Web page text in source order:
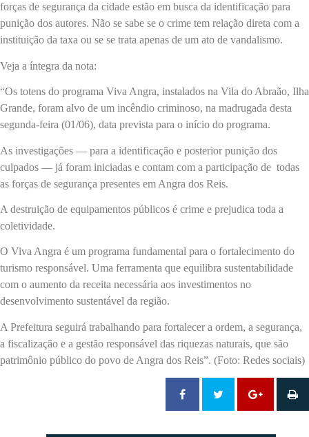
forças de segurança da cidade estão em busca da identificação para
punição dos autores. Não se sabe se o crime tem relação direta com a
instituição da taxa ou se se trata apenas de um ato de vandalismo.
Veja a íntegra da nota:
“Os totens do programa Viva Angra, instalados na Vila do Abraão, Ilha
Grande, foram alvo de um incêndio criminoso, na madrugada desta
segunda-feira (01/06), data prevista para o início do programa.
As investigações — para a identificação e posterior punição dos
culpados — já foram iniciadas e contam com a participação de todas
as forças de segurança presentes em Angra dos Reis.
A destruição de equipamentos públicos é crime e prejudica toda a
coletividade.
O Viva Angra é um programa fundamental para o fortalecimento do
turismo responsável. Uma ferramenta que equilibra sustentabilidade
com o aumento da receita necessária aos investimentos no
desenvolvimento sustentável da região.
A Prefeitura seguirá trabalhando para fortalecer a ordem, a segurança,
a fiscalização e a gestão responsável das riquezas naturais, que são
patrimônio público do povo de Angra dos Reis”. (Foto: Redes sociais)